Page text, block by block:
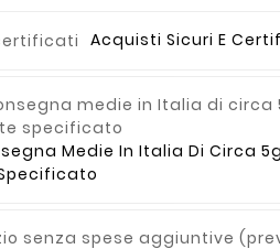
Acquisti Sicuri E
Medie In Italia Di Circa